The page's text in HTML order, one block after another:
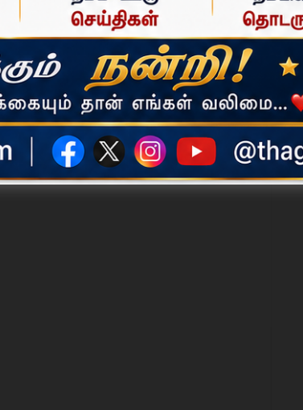
இருந்து அலங்கரிக்கப்பட்ட தங்க மண்டபத்தில்
வானவேடிக்கையுடன் சூரசம்ஹார விழாவும்
தொடர்ந்து சாமிக்கு உபகார பூஜைகள் மற்றும்
இரவு 12 மணிக்கு கோவிலில் சாமிக்கு
ஹோமமும், தொடர்ந்து மாலை 4 மணிக்கு இடும்பன்
உலாவும் நடக்கிறது. விழாவிற்கான ஏற்பாடுகளை